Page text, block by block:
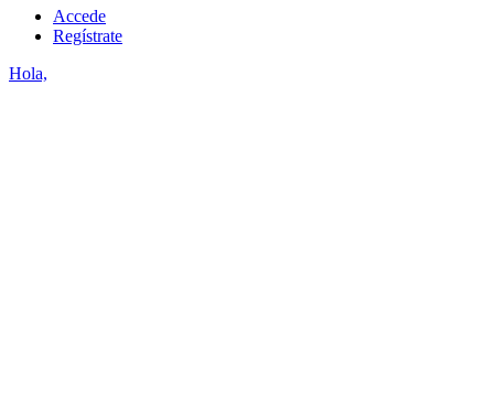
Accede
Regístrate
Hola,